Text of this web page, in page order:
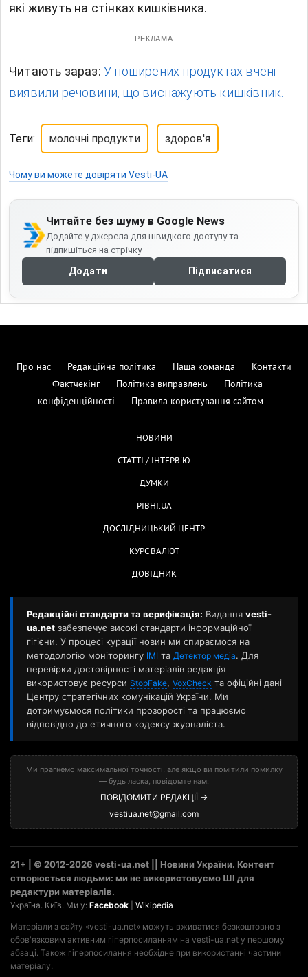
які живуть на стінках кишківника.
РЕКЛАМА
Читають зараз: У поширених продуктах вчені
виявили речовини, що виснажують кишківник.
Теги: молочні продукти здоров'я
Чому ви можете довіряти Vesti-UA
Читайте без шуму в Google News
Додайте у джерела для швидкого доступу та
підпишіться на стрічку
Додати Підписатися
Про нас Редакційна політика Наша команда
Контакти
Фактчекінг
Політика виправлень
Політика
конфіденційності
Правила користування сайтом
НОВИНИ
СТАТТІ / ІНТЕРВ'Ю
ДУМКИ
РІВНІ.UA
ДОСЛІДНИЦЬКИЙ ЦЕНТР
КУРС ВАЛЮТ
ДОВІДНИК
Редакційні стандарти та верифікація: Видання vesti-
ua.net забезпечує високі стандарти інформаційної
гігієни. У процесі курації новин ми спираємося на
методологію моніторингу ІМІ та Детектор медіа. Для
перевірки достовірності матеріалів редакція
використовує ресурси StopFake, VoxCheck та офіційні дані
Центру стратегічних комунікацій України. Ми
дотримуємося політики прозорості та працюємо
відповідно до етичного кодексу журналіста.
Ми прагнемо максимальної точності, але якщо ви помітили помилку
— будь ласка, повідомте нам:
ПОВІДОМИТИ РЕДАКЦІЇ →
vestiua.net@gmail.com
21+ | © 2012-2026 vesti-ua.net || Новини України. Контент
створюється людьми: ми не використовуємо ШІ для
редактури матеріалів.
Україна. Київ. Ми у: Facebook Wikipedia
Матеріали з сайту «vesti-ua.net» можуть вживатися безкоштовно з
обов'язковим активним гіперпосиланням на vesti-ua.net у першому
абзаці. Також гіперпосилання необхідне при використанні частини
матеріалу.